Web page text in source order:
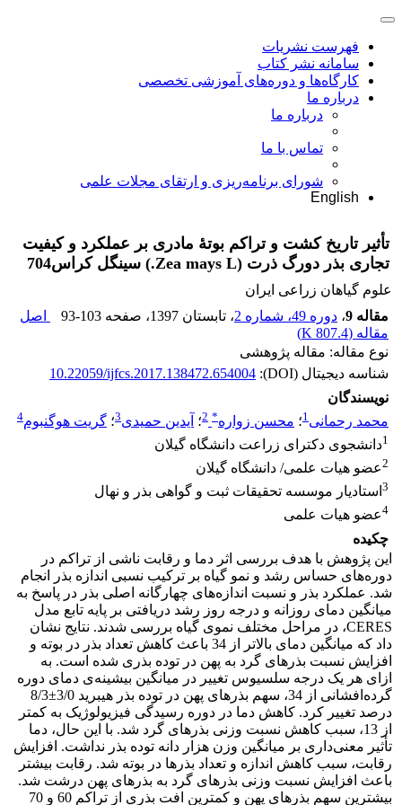
فهرست نشریات
سامانه نشر کتاب
کارگاه‌ها و دوره‌های آموزشی تخصصی
درباره ما
درباره ما
تماس با ما
شورای برنامه‌ریزی و ارتقای مجلات علمی
English
تأثیر تاریخ کشت و تراکم بوتۀ مادری بر عملکرد و کیفیت
تجاری بذر دورگ ذرت (Zea mays L.) سینگل کراس704
علوم گیاهان زراعی ایران
مقاله 9
، دوره 49، شماره 2 ، تابستان 1397 ، صفحه 93-103
اصل
مقاله (807.4 K
)
نوع مقاله: مقاله پژوهشی
شناسه دیجیتال (DOI):
10.22059/ijfcs.2017.138472.654004
نویسندگان
محمد رحمانی1؛ محسن زواره*
2؛ آیدین حمیدی3؛ گریت هوگنبوم4
1دانشجوی دکترای زراعت دانشگاه گیلان
2عضو هیات علمی/ دانشگاه گیلان
3 استادیار موسسه تحقیقات ثبت و گواهی بذر و نهال
4عضو هیات علمی
چکیده
این پژوهش با هدف بررسی اثر دما و رقابت ناشی از تراکم در
دوره‌های حساس رشد و نمو گیاه بر ترکیب نسبی اندازه بذر انجام
شد. عملکرد بذر و نسبت اندازه‌های چهارگانه اصلی بذر در پاسخ به
میانگین دمای روزانه و درجه ‌روز رشد دریافتی بر پایه تابع مدل
CERES، در مراحل مختلف نموی گیاه بررسی شدند. نتایج نشان
داد که میانگین دمای بالاتر از 34 باعث کاهش تعداد بذر در بوته و
افزایش نسبت بذرهای گرد به پهن در توده بذری شده است. به
ازای هر یک درجه سلسیوس تغییر در میانگین بیشینه‌ی دمای دوره
گرده‌افشانی از 34، سهم بذرهای پهن در توده بذر هیبرید 3/0±8/3
درصد تغییر کرد. کاهش دما در دوره رسیدگی فیزیولوژیک به کمتر
از 13، سبب کاهش نسبت وزنی بذرهای گرد شد. با این حال، دما
تأثیر معنی‌داری بر میانگین وزن هزار دانه توده بذر نداشت. افزایش
رقابت، سبب کاهش اندازه و تعداد بذرها در بوته شد. رقابت بیشتر
باعث افزایش نسبت وزنی بذرهای گرد به بذرهای پهن درشت شد.
بیشترین سهم بذرهای پهن و کمترین افت بذری از تراکم 60 و 70